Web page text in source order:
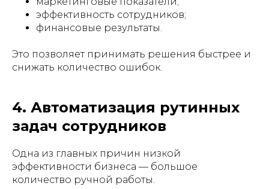
эффективность сотрудников;
финансовые результаты.
Это позволяет принимать решения быстрее и
снижать количество ошибок.
4. Автоматизация рутинных
задач сотрудников
Одна из главных причин низкой
эффективности бизнеса — большое
количество ручной работы.